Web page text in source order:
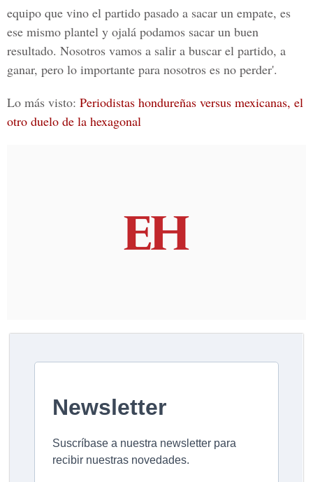
equipo que vino el partido pasado a sacar un empate, es
ese mismo plantel y ojalá podamos sacar un buen
resultado. Nosotros vamos a salir a buscar el partido, a
ganar, pero lo importante para nosotros es no perder'.
Lo más visto: Periodistas hondureñas versus mexicanas, el
otro duelo de la hexagonal